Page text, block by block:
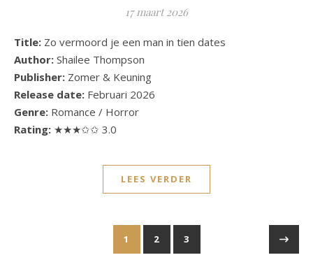
17 maart 2026
Title: Zo vermoord je een man in tien dates
Author: Shailee Thompson
Publisher: Zomer & Keuning
Release date: Februari 2026
Genre: Romance / Horror
Rating: ★★★✩✩ 3.0
LEES VERDER
1 2 3